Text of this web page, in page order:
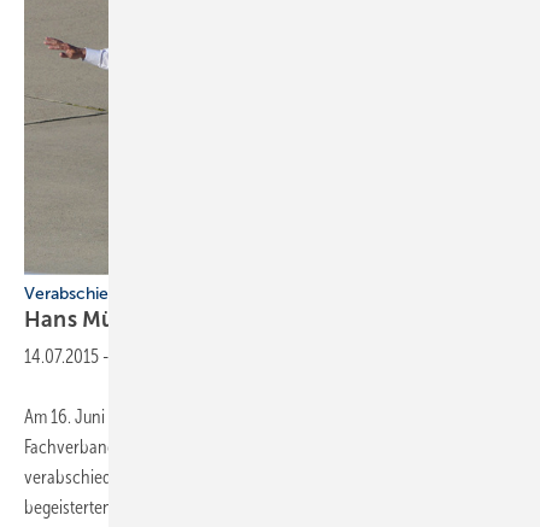
Verabschiedung
Hans Müller macht 'n
14.07.2015 -
Am 16. Juni wurde Hans Müller als Geschäftsführer des
Fachverbandes SHK Mecklenburg-Vorpommern offiziell
verabschiedet. Der Empfang fand als Überraschung für den
begeisterten Hobby-Modellflieger auf dem Gelände des Flugplatzes